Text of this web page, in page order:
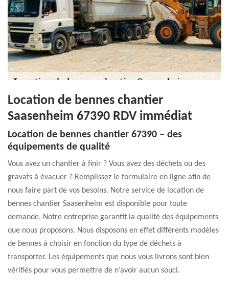
Location de bennes chantier
Saasenheim 67390 RDV immédiat
Location de bennes chantier 67390 – des
équipements de qualité
Vous avez un chantier à finir ? Vous avez des déchets ou des
gravats à évacuer ? Remplissez le formulaire en ligne afin de
nous faire part de vos besoins. Notre service de location de
bennes chantier Saasenheim est disponible pour toute
demande. Notre entreprise garantit la qualité des équipements
que nous proposons. Nous disposons en effet différents modèles
de bennes à choisir en fonction du type de déchets à
transporter. Les équipements que nous vous livrons sont bien
vérifiés pour vous permettre de n’avoir aucun souci.